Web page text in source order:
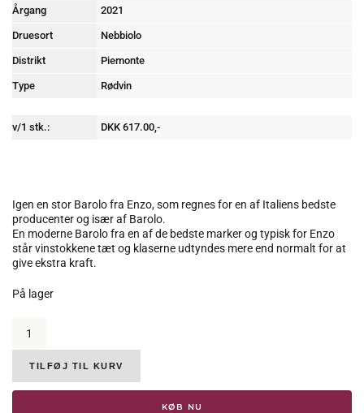
Årgang 2021
Druesort Nebbiolo
Distrikt Piemonte
Type Rødvin
v/1 stk.: DKK 617.00,-
Igen en stor Barolo fra Enzo, som regnes for en af Italiens bedste
producenter og især af Barolo.
En moderne Barolo fra en af de bedste marker og typisk for Enzo
står vinstokkene tæt og klaserne udtyndes mere end normalt for at
give ekstra kraft.
På lager
Boglietti,
Barolo
Brunate,
DOCG,
2021,
TILFØJ TIL KURV
KØB NU